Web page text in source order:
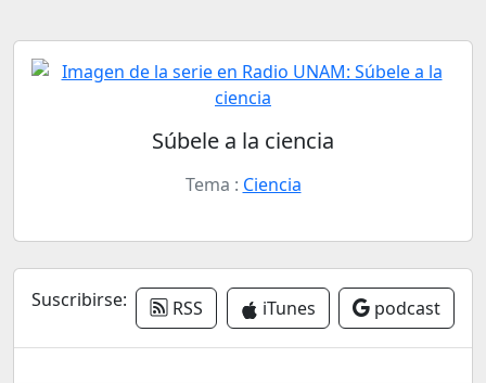
Súbele a la ciencia
Tema : Ciencia
Suscribirse: RSS iTunes podcast